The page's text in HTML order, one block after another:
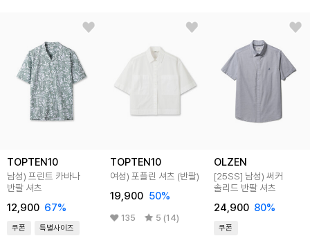
TOPTEN10
남성) 프린트 카바나
반팔 셔츠
12,900 67%
쿠폰 특별사이즈
TOPTEN10
여성) 포플린 셔츠 (반팔)
19,900 50%
135 5 (14)
OLZEN
[25SS] 남성) 써커
솔리드 반팔 셔츠
24,900 80%
쿠폰